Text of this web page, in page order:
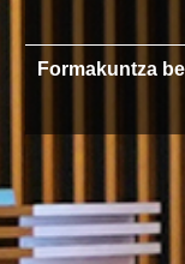
Formakuntza